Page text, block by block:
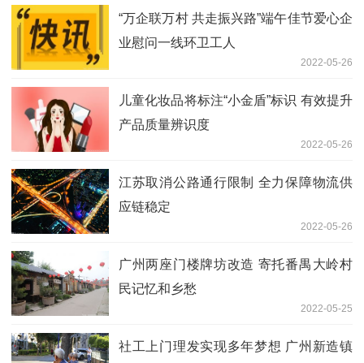
“万企联万村 共走振兴路”端午佳节爱心企
业慰问一线环卫工人
2022-05-26
儿童化妆品将标注“小金盾”标识 有效提升
产品质量辨识度
2022-05-26
江苏取消公路通行限制 全力保障物流供
应链稳定
2022-05-26
广州两座门楼牌坊改造 寄托番禺大岭村
民记忆和乡愁
2022-05-25
社工上门理发实现多年梦想 广州新造镇